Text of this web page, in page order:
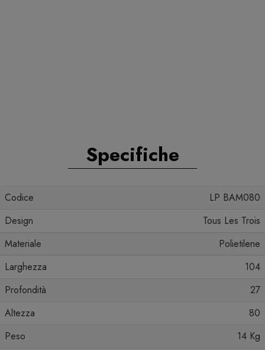
Specifiche
Codice
LP BAM080
Design
Tous Les Trois
Materiale
Polietilene
Larghezza
104
Profondità
27
Altezza
80
Peso
14 Kg